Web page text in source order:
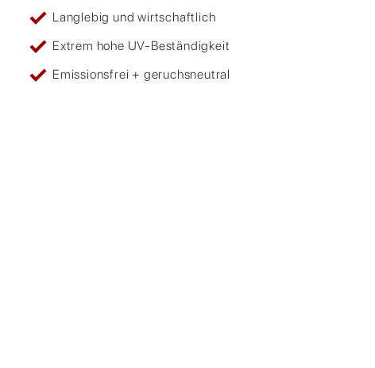
Langlebig und wirtschaftlich
Extrem hohe UV-Beständigkeit
Emissionsfrei + geruchsneutral